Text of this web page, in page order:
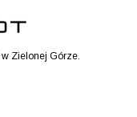
Zielonej Górze.